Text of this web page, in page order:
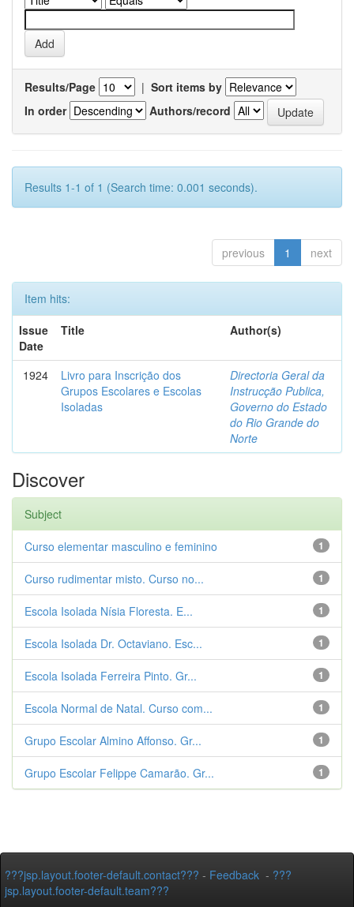
Results/Page | Sort items by
In order
Authors/record
Results 1-1 of 1 (Search time: 0.001 seconds).
previous 1 next
Item hits:
Issue
Date
Title Author(s)
1924
Livro para Inscrição dos
Grupos Escolares e Escolas
Isoladas
Directoria Geral da
Instrucção Publica,
Governo do Estado
do Rio Grande do
Norte
Discover
Subject
1
Curso elementar masculino e feminino
1
Curso rudimentar misto. Curso no...
1
Escola Isolada Nísia Floresta. E...
1
Escola Isolada Dr. Octaviano. Esc...
1
Escola Isolada Ferreira Pinto. Gr...
1
Escola Normal de Natal. Curso com...
1
Grupo Escolar Almino Affonso. Gr...
1
Grupo Escolar Felippe Camarão. Gr...
???jsp.layout.footer-default.contact??? - Feedback - ???
jsp.layout.footer-default.team???